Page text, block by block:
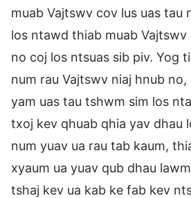
muab Vajtswv cov lus uas tau
los ntawd thiab muab Vajtswv
no coj los ntsuas sib piv. Yog
num rau Vajtswv niaj hnub
yam uas tau tshwm sim los
txoj kev qhuab qhia yav dhau
num yuav ua rau tab kaum,
xyaum ua yuav qub dhau
tshaj kev ua kab ke fab kev